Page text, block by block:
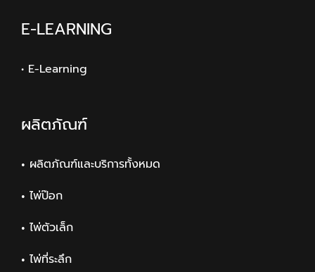
E-LEARNING
• E-Learning
ผลิตภัณฑ์
ผลิตภัณฑ์และบริการทั้งหมด
ไพ่ป๊อก
ไพ่ตัวเล็ก
ไพ่ที่ระลึก